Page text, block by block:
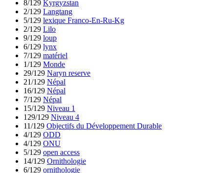
8/129 Kyrgyzstan
2/129 Langtang
5/129 lexique Franco-En-Ru-Kg
2/129 Lilo
9/129 loup
6/129 lynx
7/129 matériel
1/129 Monde
29/129 Naryn reserve
21/129 Népal
16/129 Népal
7/129 Népal
15/129 Niveau 1
129/129 Niveau 4
11/129 Objectifs du Développement Durable
4/129 ODD
4/129 ONU
5/129 open access
14/129 Ornithologie
6/129 ornithologie